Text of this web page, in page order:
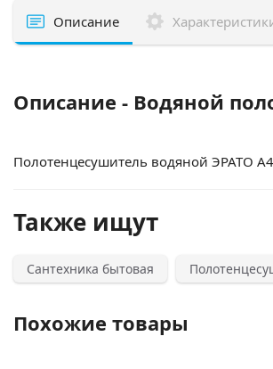
Описание
Описание - Водяной
Полотенцесушитель водяной ЭРАТО
Также ищут
Сантехника бытовая
Похожие товары